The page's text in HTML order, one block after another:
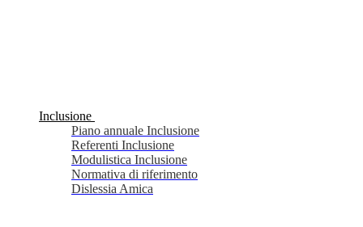
Inclusione
Piano annuale Inclusione
Referenti Inclusione
Modulistica Inclusione
Normativa di riferimento
Dislessia Amica